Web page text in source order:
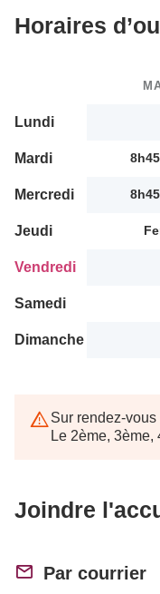
Horaires
Lundi
Mardi
Mercredi
Jeudi
Vendredi
Samedi
Dimanche
Sur rendez-
Le 2ème,
Joindre
Par courrier